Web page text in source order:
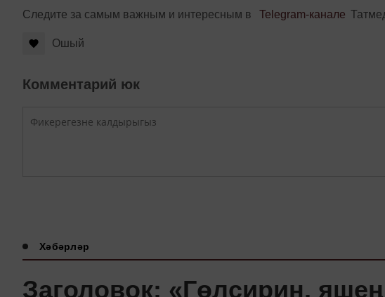
Следите за самым важным и интересным в Telegram-канале
Ошый
Комментарий юк
Хәбәрләр
Заголовок: «Гөлсирин,